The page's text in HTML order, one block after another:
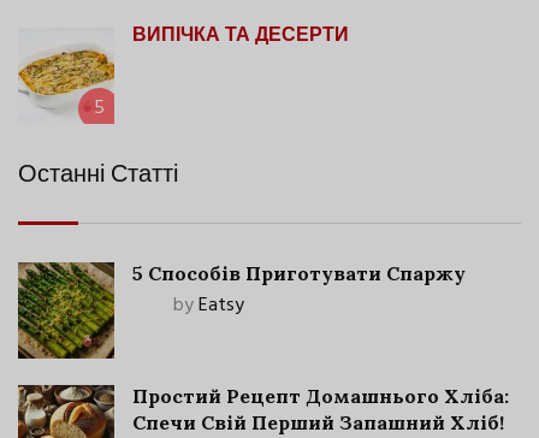
5
ВИПІЧКА ТА ДЕСЕРТИ
Останні Статті
5 Способів Приготувати Спаржу
byEatsy
Простий Рецепт Домашнього Хліба:
Спечи Свій Перший Запашний Хліб!